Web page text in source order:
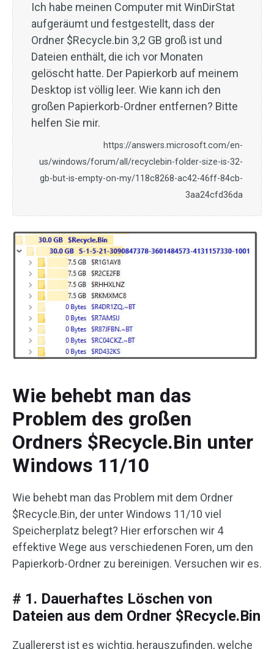
Ich habe meinen Computer mit WinDirStat
aufgeräumt und festgestellt, dass der
Ordner $Recycle.bin 3,2 GB groß ist und
Dateien enthält, die ich vor Monaten
gelöscht hatte. Der Papierkorb auf meinem
Desktop ist völlig leer. Wie kann ich den
großen Papierkorb-Ordner entfernen? Bitte
helfen Sie mir.
https://answers.microsoft.com/en-
us/windows/forum/all/recyclebin-folder-size-is-32-
gb-but-is-empty-on-my/118c8268-ac42-46ff-84cb-
3aa24cfd36da
Wie behebt man das
Problem des großen
Ordners $Recycle.Bin unter
Windows 11/10
Wie behebt man das Problem mit dem Ordner
$Recycle.Bin, der unter Windows 11/10 viel
Speicherplatz belegt? Hier erforschen wir 4
effektive Wege aus verschiedenen Foren, um den
Papierkorb-Ordner zu bereinigen. Versuchen wir es.
# 1. Dauerhaftes Löschen von
Dateien aus dem Ordner $Recycle.Bin
Zuallererst ist es wichtig, herauszufinden, welche